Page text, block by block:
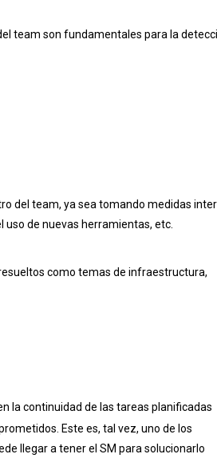
team son fundamentales para la
del team, ya sea tomando medidas
de nuevas herramientas, etc.
como temas de infraestructura,
la continuidad de las tareas planificadas
Este es, tal vez, uno de los
llegar a tener el SM para solucionarlo